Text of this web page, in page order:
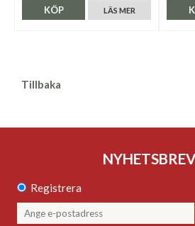
LÄS MER
KÖP
Tillbaka
Registrera